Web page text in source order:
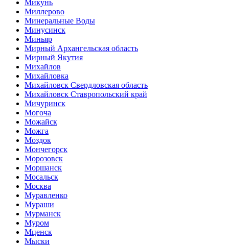
Микунь
Миллерово
Минеральные Воды
Минусинск
Миньяр
Мирный Архангельская область
Мирный Якутия
Михайлов
Михайловка
Михайловск Свердловская область
Михайловск Ставропольский край
Мичуринск
Могоча
Можайск
Можга
Моздок
Мончегорск
Морозовск
Моршанск
Мосальск
Москва
Муравленко
Мураши
Мурманск
Муром
Мценск
Мыски